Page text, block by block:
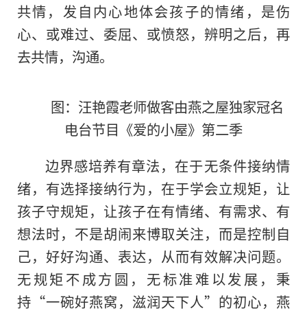
共情，发自内心地体会孩子的情绪，是伤
心、或难过、委屈、或愤怒，辨明之后，再
去共情，沟通。
图：汪艳霞老师做客由燕之屋独家冠名
电台节目《爱的小屋》第二季
边界感培养有章法，在于无条件接纳情
绪，有选择接纳行为，在于学会立规矩，让
孩子守规矩，让孩子在有情绪、有需求、有
想法时，不是胡闹来博取关注，而是控制自
己，好好沟通、表达，从而有效解决问题。
无规矩不成方圆，无标准难以发展，秉
持“一碗好燕窝，滋润天下人”的初心，燕